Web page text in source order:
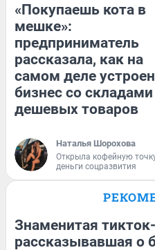
«Покупаешь кота в
мешке»:
предприниматель
рассказала, как на
самом деле устроен
бизнес со складами
дешевых товаров
Наталья Шорохова
Открыла кофейную
деньги соцразвития
Знаменитая
рассказывавшая о